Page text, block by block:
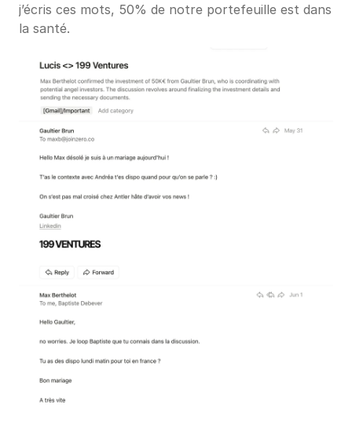
j’écris ces mots, 50% de notre portefeuille est dans
la santé.